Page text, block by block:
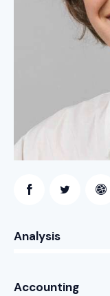
Analysis
Accounting